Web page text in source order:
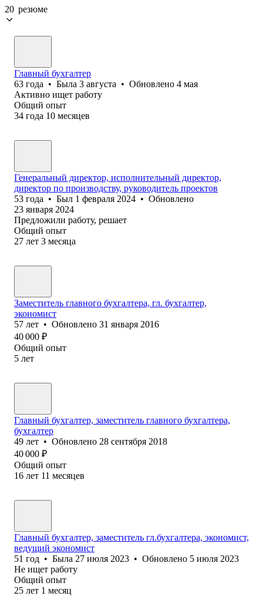
20 резюме
Главный бухгалтер
63 года • Была 3 августа • Обновлено 4 мая
Активно ищет работу
Общий опыт
34 года 10 месяцев
Генеральный директор, исполнительный директор,
директор по производству, руководитель проектов
53 года • Был 1 февраля 2024 • Обновлено
23 января 2024
Предложили работу, решает
Общий опыт
27 лет 3 месяца
Заместитель главного бухгалтера, гл. бухгалтер,
экономист
57 лет • Обновлено 31 января 2016
40 000 ₽
Общий опыт
5 лет
Главный бухгалтер, заместитель главного бухгалтера,
бухгалтер
49 лет • Обновлено 28 сентября 2018
40 000 ₽
Общий опыт
16 лет 11 месяцев
Главный бухгалтер, заместитель гл.бухгалтера, экономист,
ведущий экономист
51 год • Была 27 июля 2023 • Обновлено 5 июля 2023
Не ищет работу
Общий опыт
25 лет 1 месяц